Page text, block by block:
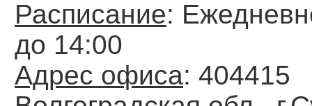
Расписание:
до 14:00
Адрес офиса: 404415